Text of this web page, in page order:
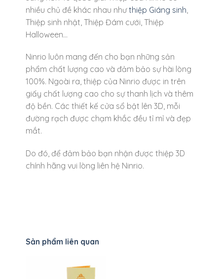
nhiều chủ đề khác nhau nhưthiệp Giáng sinh
Thiệp sinh nhật, Thiệp Đám cưới, Thiệp
Halloween…
Ninrio luôn mang đến cho bạn những sản
phẩm chất lượng cao và đảm bảo sự hài lòng
100%. Ngoài ra, thiệp của Ninrio được in trên
giấy chất lượng cao cho sự thanh lịch và thêm
độ bền. Các thiết kế cửa sổ bật lên 3D, mỗi
đường rạch được chạm khắc đều tỉ mỉ và đẹp
mắt.
Do đó, để đảm bảo bạn nhận được thiệp 3D
chính hãng vui lòng liên hệ Ninrio.
Sản phẩm liên quan